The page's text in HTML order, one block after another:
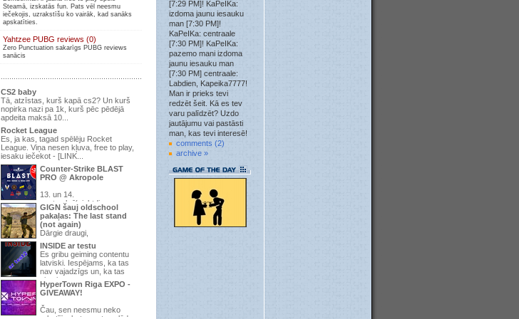
Wick3D »
tf2.kso.lv:27015
23. May
tf2.kso.lv:27015
23. May
Wick3D
Nākat spēlēt uz šo KSO PUB serveri tf2.kso.lv:27015
12. May
ok
10. May
struncis »
jau jau labu uztaisa, tad spēlē, šobrīd 9/24 un pirmā
diena
04. May
struncis »
1.6
04. May
.qoodbeep. »
strunci tas css vai 1.6?
struncis »
Ja gribar kādu zm+war3ftx 31lvl uzspēlēt, pievienojās
195.3.145.67:27015 , pēc šiem gadiem izdomāju
serveri uztaisīt atkal
04. May
attachment »
jauns forums
tikai kāda jēga
01. May
Trakaisspoks
Jup
struncis »
Vajag topiku uzraut par vakara šaušanu pubā.
.qoodbeep. »
Vispar doma kadam raut sho speli? Neesu speljis jau
kad vis sheit vienaa mirklii izmira.
.qoodbeep. »
Steamā, izskatās fun. Pats vēl neesmu
iečekojis, uzrakstīšu ko vairāk, kad sanāks
apskatīties.
Yahtzee PUBG reviews (0)
Zero Punctuation sakarīgs PUBG reviews
sanācis
CS2 baby
Tā, atzīstas, kurš kapā cs2? Un kurš
nopirka nazi pa 1k, kurš pēc pēdējā
apdeita maksā 10...
Rocket League
Es, ja kas, tagad spēlēju Rocket
League. Viņa nesen kļuva, free to play,
iesaku iečekot - [LINK...
Counter-Strike BLAST
PRO @ Akropole
13. un 14.
septembrī(piektdiena un
sestdiena), t/c “Akropole” Apollo Kino -
pirmo ...
GIGN šauj oldschool
pakaļas: The last stand
(not again)
Dārgie draugi,
Ir pienācis laiks parādīt, ka pēdējā
reize, kurā mēs domājam, ...
INSIDE ar testu
Es gribu geiming contentu
latviski. Iespējams, ka tas
nav vajadzīgs un, ka tas
viss ir s...
HyperTown Riga EXPO -
GIVEAWAY!
Čau, sen neesmu neko
[7:29 PM]! KaPeIKa:
izdoma jaunu iesauku
man [7:30 PM]!
KaPeIKa: centraale
[7:30 PM]! KaPeIKa:
pazemo mani izdoma
jaunu iesauku man
[7:30 PM] centraale:
Labdien, Kapeika7777!
Man ir prieks tevi
redzēt šeit. Kā es tev
varu palīdzēt? Uzdo
jautājumu vai pastāsti
man, kas tevi interesē!
comments (2)
archive »